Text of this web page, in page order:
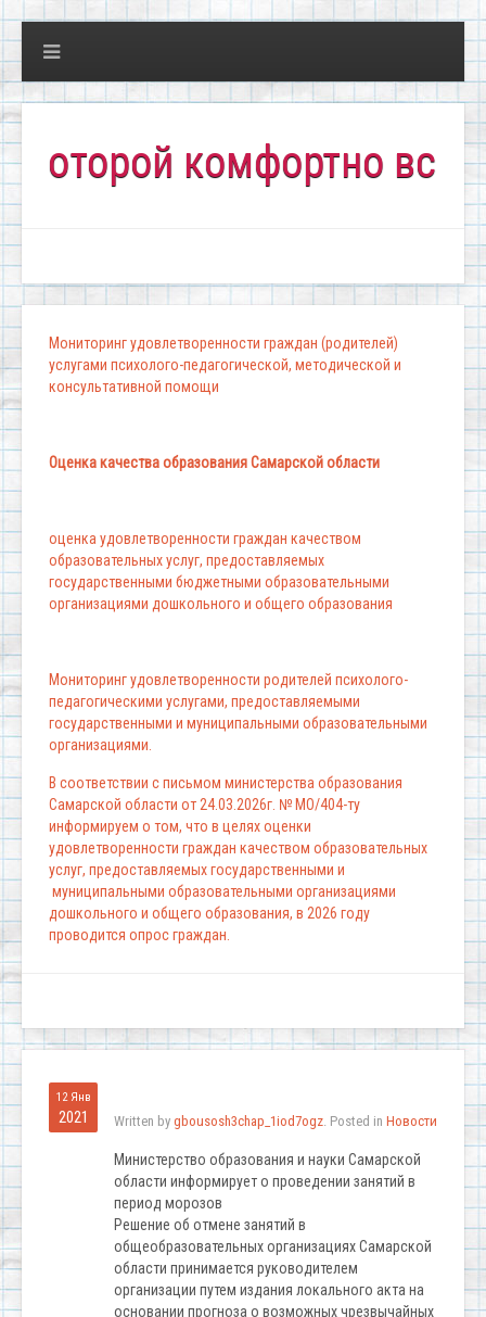
комфортно всем!"
Мониторинг удовлетворенности граждан (родителей)
услугами психолого-педагогической, методической и
консультативной помощи
Оценка качества образования Самарской области
оценка удовлетворенности граждан качеством
образовательных услуг, предоставляемых
государственными бюджетными образовательными
организациями дошкольного и общего образования
Мониторинг удовлетворенности родителей психолого-
педагогическими услугами, предоставляемыми
государственными и муниципальными образовательными
организациями.
В соответствии с письмом министерства образования
Самарской области от 24.03.2026г. № МО/404-ту
информируем о том, что в целях оценки
удовлетворенности граждан качеством образовательных
услуг, предоставляемых государственными и
муниципальными образовательными организациями
дошкольного и общего образования, в 2026 году
проводится опрос граждан.
12 Янв
2021 Written by gbousosh3chap_1iod7ogz. Posted in Новости
Министерство образования и науки Самарской
области информирует о проведении занятий в
период морозов
Решение об отмене занятий в
общеобразовательных организациях Самарской
области принимается руководителем
организации путем издания локального акта на
основании прогноза о возможных чрезвычайных